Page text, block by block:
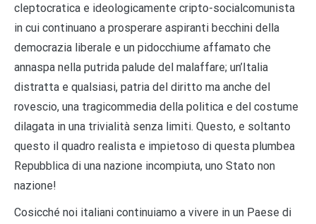
cleptocratica e ideologicamente cripto-socialcomunista
in cui continuano a prosperare aspiranti becchini della
democrazia liberale e un pidocchiume affamato che
annaspa nella putrida palude del malaffare; un’Italia
distratta e qualsiasi, patria del diritto ma anche del
rovescio, una tragicommedia della politica e del costume
dilagata in una trivialità senza limiti. Questo, e soltanto
questo il quadro realista e impietoso di questa plumbea
Repubblica di una nazione incompiuta, uno Stato non
nazione!
Cosicché noi italiani continuiamo a vivere in un Paese di